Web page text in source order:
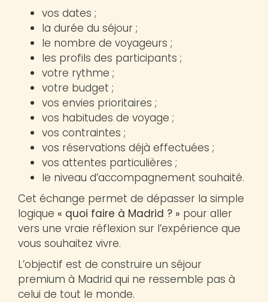
vos dates ;
la durée du séjour ;
le nombre de voyageurs ;
les profils des participants ;
votre rythme ;
votre budget ;
vos envies prioritaires ;
vos habitudes de voyage ;
vos contraintes ;
vos réservations déjà effectuées ;
vos attentes particulières ;
le niveau d’accompagnement souhaité.
Cet échange permet de dépasser la simple
logique « quoi faire à Madrid ? » pour aller
vers une vraie réflexion sur l’expérience que
vous souhaitez vivre.
L’objectif est de construire un séjour
premium à Madrid qui ne ressemble pas à
celui de tout le monde.